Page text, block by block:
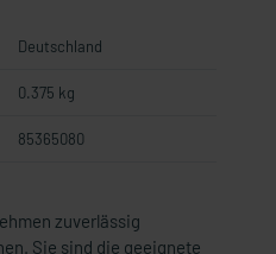
Deutschland
0.375 kg
85365080
zuverlässig
Sie sind die geeignete